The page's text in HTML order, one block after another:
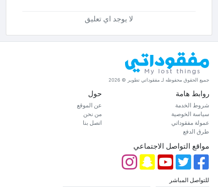
لا يوجد اي تعليق
جميع الحقوق محفوظه لـ مفقوداتي تطوير © 2026
روابط هامة
شروط الخدمة
سياسة الخوصية
عمولة مفقوداتي
طرق الدفع
حول
عن الموقع
من نحن
اتصل بنا
مواقع التواصل الاجتماعي
للتواصل المباشر